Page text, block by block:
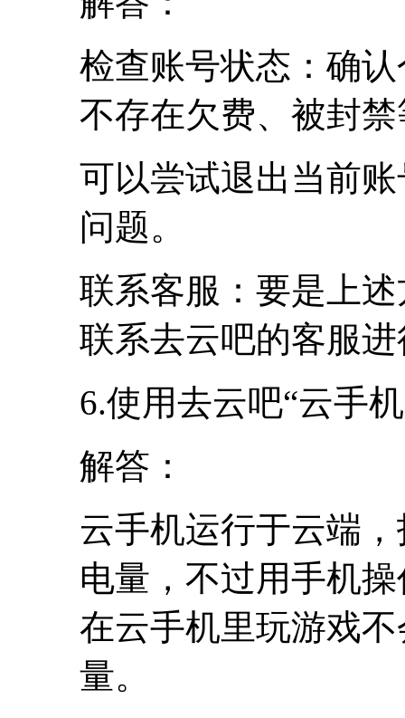
检查账号状态：确
不存在欠费、被封
可以尝试退出当前
问题。
联系客服：要是上
联系去云吧的客服
6.使用去云吧“云手
解答：
云手机运行于云端
电量，不过用手机
在云手机里玩游戏
量。